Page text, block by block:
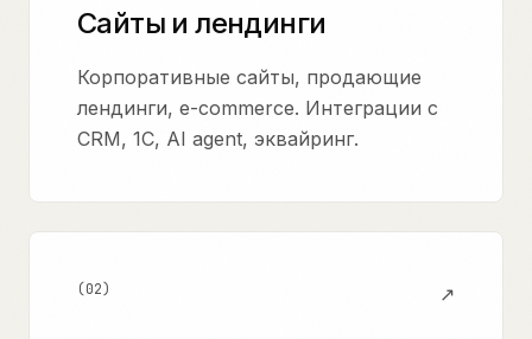
Сайты и лендинги
Корпоративные сайты, продающие
лендинги, e-commerce. Интеграции с
CRM, 1C, AI agent, эквайринг.
(02) ↗